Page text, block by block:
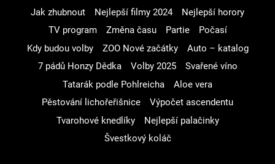
Jak zhubnout Nejlepší filmy 2024
Nejlepší horory
TV program
Změna času Partie
Počasí
Kdy budou volby
ZOO Nové začátky
Auto – katalog
7 pádů Honzy Dědka
Volby 2025
Svařené víno
Tatarák podle Pohlreicha
Aloe vera
Pěstování lichořeřišnice
Výpočet ascendentu
Tvarohové knedlíky
Nejlepší palačinky
Švestkový koláč